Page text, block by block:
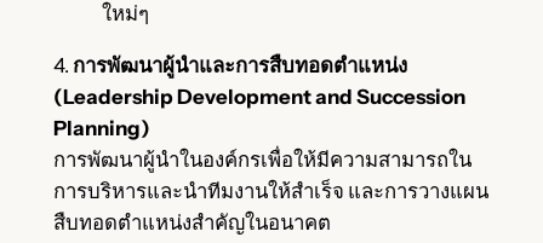
ใหม่ๆ
4. การพัฒนาผู้นำและการสืบทอดตำแหน่ง
(Leadership Development and Succession
Planning)
การพัฒนาผู้นำในองค์กรเพื่อให้มีความสามารถใน
การบริหารและนำทีมงานให้สำเร็จ และการวางแผน
สืบทอดตำแหน่งสำคัญในอนาคต